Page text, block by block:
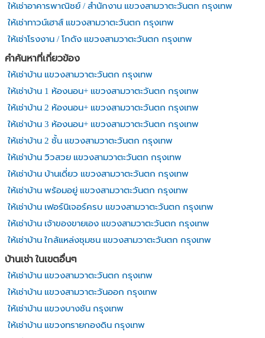
ให้เช่าอาคารพาณิชย์ / สำนักงาน แขวงสามวาตะวันตก กรุงเทพ
ให้เช่าทาวน์เฮาส์ แขวงสามวาตะวันตก กรุงเทพ
ให้เช่าโรงงาน / โกดัง แขวงสามวาตะวันตก กรุงเทพ
คำค้นหาที่เกี่ยวข้อง
ให้เช่าบ้าน แขวงสามวาตะวันตก กรุงเทพ
ให้เช่าบ้าน 1 ห้องนอน+ แขวงสามวาตะวันตก กรุงเทพ
ให้เช่าบ้าน 2 ห้องนอน+ แขวงสามวาตะวันตก กรุงเทพ
ให้เช่าบ้าน 3 ห้องนอน+ แขวงสามวาตะวันตก กรุงเทพ
ให้เช่าบ้าน 2 ชั้น แขวงสามวาตะวันตก กรุงเทพ
ให้เช่าบ้าน วิวสวย แขวงสามวาตะวันตก กรุงเทพ
ให้เช่าบ้าน บ้านเดี่ยว แขวงสามวาตะวันตก กรุงเทพ
ให้เช่าบ้าน พร้อมอยู่ แขวงสามวาตะวันตก กรุงเทพ
ให้เช่าบ้าน เฟอร์นิเจอร์ครบ แขวงสามวาตะวันตก กรุงเทพ
ให้เช่าบ้าน เจ้าของขายเอง แขวงสามวาตะวันตก กรุงเทพ
ให้เช่าบ้าน ใกล้แหล่งชุมชน แขวงสามวาตะวันตก กรุงเทพ
บ้านเช่า ในเขตอื่นๆ
ให้เช่าบ้าน แขวงสามวาตะวันตก กรุงเทพ
ให้เช่าบ้าน แขวงสามวาตะวันออก กรุงเทพ
ให้เช่าบ้าน แขวงบางชัน กรุงเทพ
ให้เช่าบ้าน แขวงทรายกองดิน กรุงเทพ